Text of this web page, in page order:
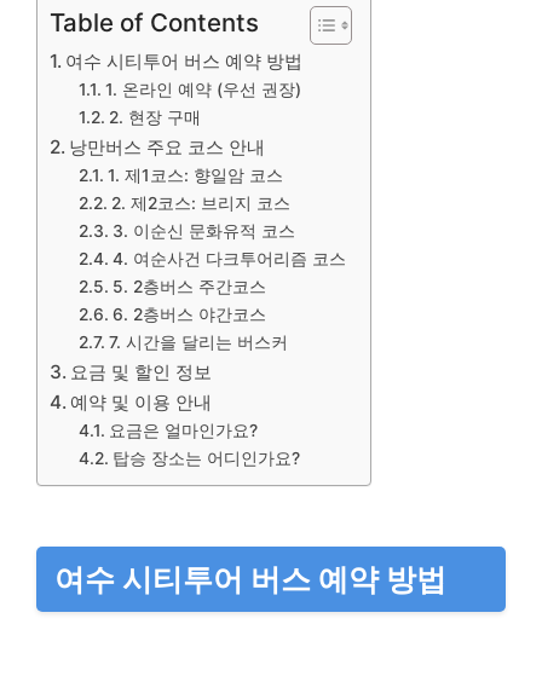
Table of Contents
여수 시티투어 버스 예약 방법
1. 온라인 예약 (우선 권장)
2. 현장 구매
낭만버스 주요 코스 안내
1. 제1코스: 향일암 코스
2. 제2코스: 브리지 코스
3. 이순신 문화유적 코스
4. 여순사건 다크투어리즘 코스
5. 2층버스 주간코스
6. 2층버스 야간코스
7. 시간을 달리는 버스커
요금 및 할인 정보
예약 및 이용 안내
요금은 얼마인가요?
탑승 장소는 어디인가요?
여수 시티투어 버스 예약 방법